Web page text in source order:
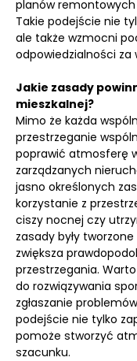
planów
Takie podejście nie
ale także wzmocni
odpowiedzialności za
Jakie zasady
mieszkalnej?
Mimo że każda
przestrzeganie
poprawić atmosferę
zarządzanych
jasno określonych
korzystanie z
ciszy nocnej czy
zasady były
zwiększa
przestrzegania.
do rozwiązywania
zgłaszanie
podejście nie tylko
pomoże stworzyć
szacunku.